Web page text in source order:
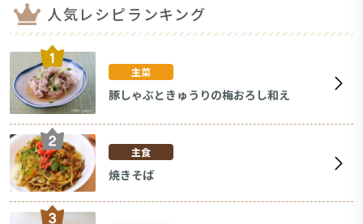
人気レシピランキング
主菜
豚しゃぶときゅうりの梅おろし和え
主食
焼きそば